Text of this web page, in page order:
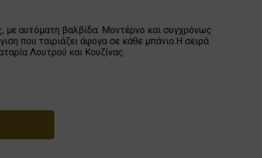
με αυτόματη βαλβίδα. Μοντέρνο και συγχρόνως
που ταιριάζει άψογα σε κάθε μπάνιο.Η σειρά
Λουτρού και Κουζίνας.